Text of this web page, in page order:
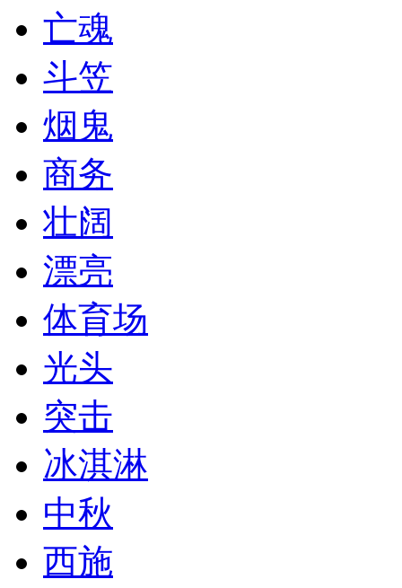
亡魂
斗笠
烟鬼
商务
壮阔
漂亮
体育场
光头
突击
冰淇淋
中秋
西施